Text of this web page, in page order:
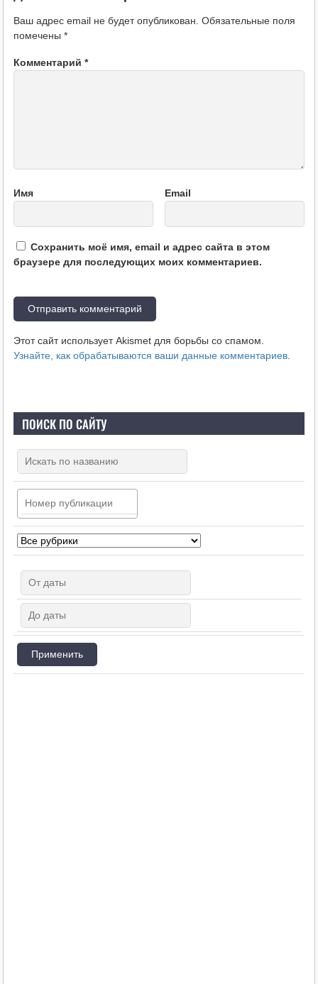
Ваш адрес email не будет опубликован. Обязательные поля
помечены *
Комментарий *
Имя Email
Сохранить моё имя, email и адрес сайта в этом
браузере для последующих моих комментариев.
Этот сайт использует Akismet для борьбы со спамом.
Узнайте, как обрабатываются ваши данные комментариев.
ПОИСК ПО САЙТУ